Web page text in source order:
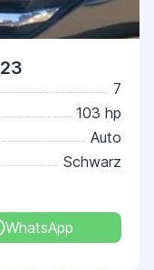
7
103 hp
Auto
Schwarz
WhatsApp